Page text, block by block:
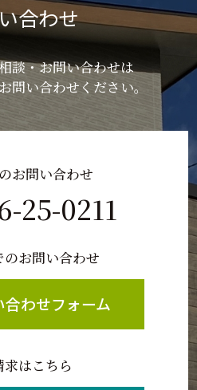
合わせ
談・お問い合わせは
問い合わせください。
お問い合わせ
25-0211
のお問い合わせ
合わせフォーム
求はこちら